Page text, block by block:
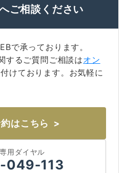
ご相談ください
で承っております。
するご質問ご相談はオン
けております。お気軽に
はこちら
用ダイヤル
049-113